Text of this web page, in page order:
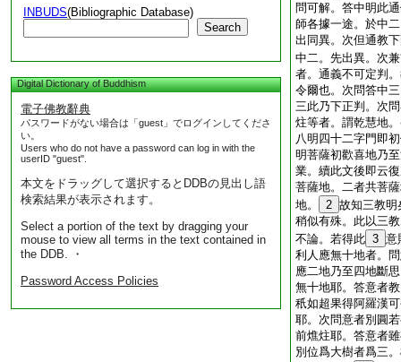
INBUDS(Bibliographic Database)
Search
Digital Dictionary of Buddhism
電子佛教辭典
パスワードがない場合は「guest」でログインしてくださ
い。
Users who do not have a password can log in with the
userID "guest".
本文をドラッグして選択するとDDBの見出し語
検索結果が表示されます。
Select a portion of the text by dragging your
mouse to view all terms in the text contained in
the DDB. ・
Password Access Policies
問可解。答中明此
師各據一途。於中
出同異。次但通教
中二。先出異。次
者。通義不可定判
令爾也。次問答中
三此乃下正判。次
炷等者。謂乾慧地
八明四十二字門即
明菩薩初歡喜地乃
業。續此文後即云
菩薩地。二者共菩
地。
2 故知三教明
稍似有殊。此以三
不論。若得此 3 意
利人應無十地者。
應二地乃至四地斷
無十地耶。答意者
秖如超果得阿羅漢
耶。次問意者別圓
前燋炷耶。答意者
別位爲大樹者爲三